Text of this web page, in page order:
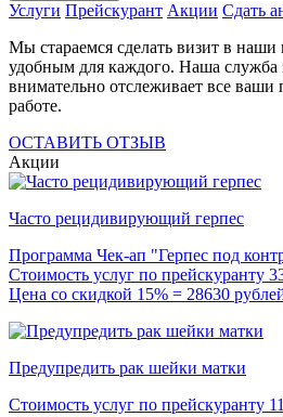
Услуги Прейскурант Акции Сдать
Мы стараемся сделать визит в
удобным для каждого. Наша служба
внимательно отслеживает все
работе.
ОСТАВИТЬ ОТЗЫВ
Акции
Часто рецидивирующий герпес
Программа Чек-ап "Герпес под
Стоимость услуг по прейскуранту
Цена со скидкой 15% = 28630
Предупредить рак шейки матки
Стоимость услуг по прейскуранту